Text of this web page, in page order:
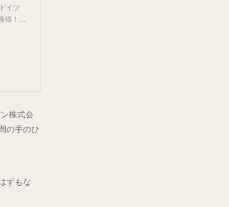
イツ
得！…
株式会
の手のひ
ずもな